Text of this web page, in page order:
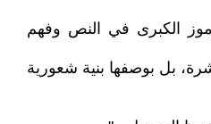
الكبرى في النص وفهم
بل بوصفها بنية شعورية